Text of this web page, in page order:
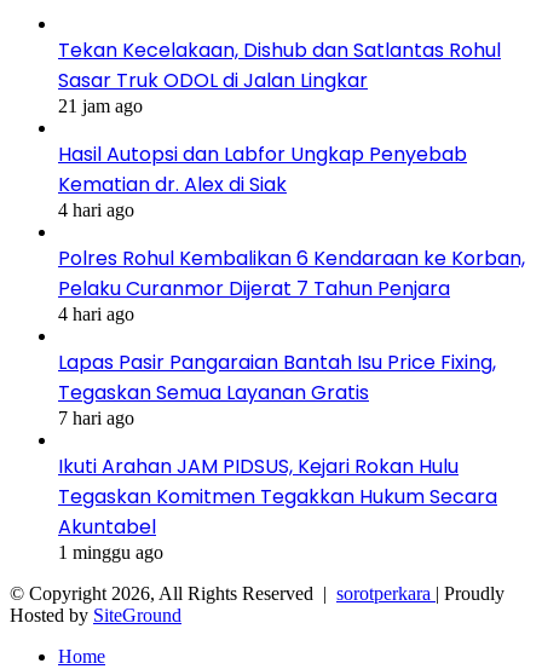
Tekan Kecelakaan, Dishub dan Satlantas Rohul
Sasar Truk ODOL di Jalan Lingkar
21 jam ago
Hasil Autopsi dan Labfor Ungkap Penyebab
Kematian dr. Alex di Siak
4 hari ago
Polres Rohul Kembalikan 6 Kendaraan ke Korban,
Pelaku Curanmor Dijerat 7 Tahun Penjara
4 hari ago
Lapas Pasir Pangaraian Bantah Isu Price Fixing,
Tegaskan Semua Layanan Gratis
7 hari ago
Ikuti Arahan JAM PIDSUS, Kejari Rokan Hulu
Tegaskan Komitmen Tegakkan Hukum Secara
Akuntabel
1 minggu ago
© Copyright 2026, All Rights Reserved | sorotperkara | Proudly
Hosted by SiteGround
Home